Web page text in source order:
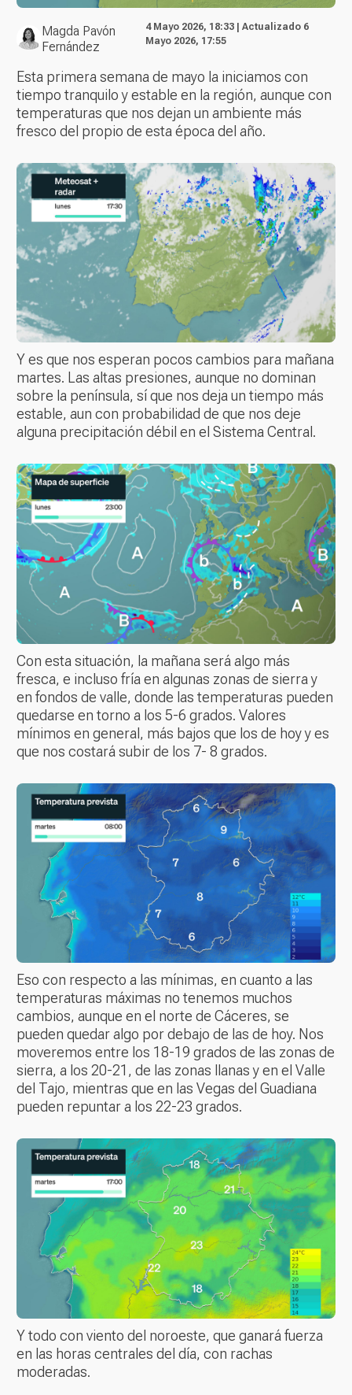
Magda Pavón
Fernández
4 Mayo 2026, 18:33 | Actualizado 6
Mayo 2026, 17:55
Esta primera semana de mayo la iniciamos con
tiempo tranquilo y estable en la región, aunque con
temperaturas que nos dejan un ambiente más
fresco del propio de esta época del año.
Y es que nos esperan pocos cambios para mañana
martes. Las altas presiones, aunque no dominan
sobre la península, sí que nos deja un tiempo más
estable, aun con probabilidad de que nos deje
alguna precipitación débil en el Sistema Central.
Con esta situación, la mañana será algo más
fresca, e incluso fría en algunas zonas de sierra y
en fondos de valle, donde las temperaturas pueden
quedarse en torno a los 5-6 grados. Valores
mínimos en general, más bajos que los de hoy y es
que nos costará subir de los 7- 8 grados.
Eso con respecto a las mínimas, en cuanto a las
temperaturas máximas no tenemos muchos
cambios, aunque en el norte de Cáceres, se
pueden quedar algo por debajo de las de hoy. Nos
moveremos entre los 18-19 grados de las zonas de
sierra, a los 20-21, de las zonas llanas y en el Valle
del Tajo, mientras que en las Vegas del Guadiana
pueden repuntar a los 22-23 grados.
Y todo con viento del noroeste, que ganará fuerza
en las horas centrales del día, con rachas
moderadas.